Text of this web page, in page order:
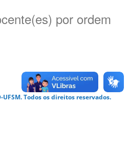
por ordem
Todos os direitos reservados.